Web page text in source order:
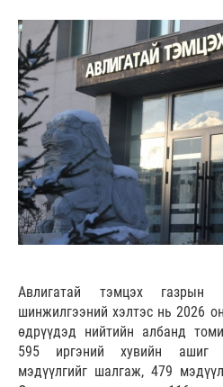
Авлигатай тэмцэх газрын
шинжилгээний хэлтэс нь 2026
өдрүүдэд нийтийн албанд
595 иргэний хувийн ашиг
мэдүүлгийг шалгаж, 479